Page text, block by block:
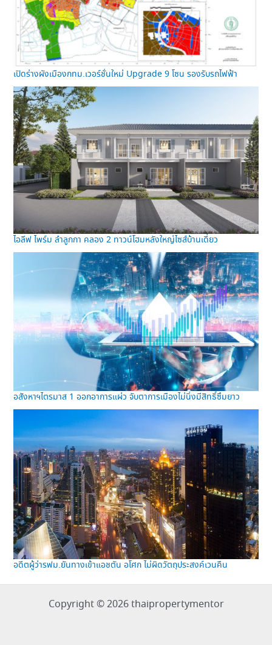
เปิดร่างผังเมืองกทม.เวอร์ชั่นใหม่ Upgrade 9 โซน รองรับรถไฟฟ้า
ไอลีฟ ไพร์ม ลำลูกกา คลอง 2 ทาวน์โฮมหลังใหญ่ไซส์บ้านเดี่ยว
อสังหาฯไตรมาส 1 ออกอาการแผ่ว จับตาการเมืองไม่นิ่งมีสิทธิ์ซึมยาว
อดีตผู้ว่ารฟม.ยันทางเข้าแอชตัน อโศก ไม่ผิดวัตถุประสงค์เวนคืน
Copyright © 2026 thaipropertymentor